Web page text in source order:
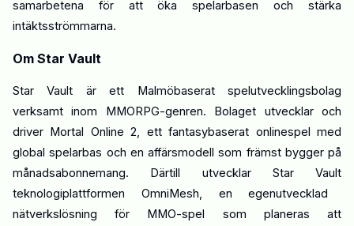
samarbetena för att ökaspelarbasen och stärka
intäktsströmmarna.
Om Star Vault
StarVault är ett Malmöbaserat spelutvecklingsbolag
verksamt inom MMORPG-genren. Bolaget utvecklar och
driver Mortal Online 2, ett fantasybaserat onlinespel med
globalspelarbas och en affärsmodell som främst bygger på
månadsabonnemang. Därtill utvecklar Star Vault
teknologiplattformen OmniMesh, en egenutvecklad
nätverkslösning för MMO-spel som planeras att